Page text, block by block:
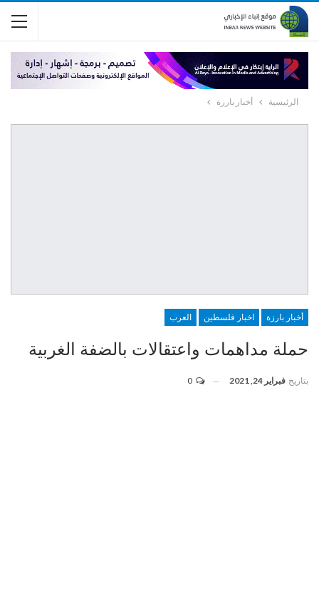
الرئيسية أخبار بارزة
أخبار بارزة اخبار فلسطين العرب
حملة مداهمات واعتقالات بالضفة الغربية
بتاريخ فبراير 24, 2021